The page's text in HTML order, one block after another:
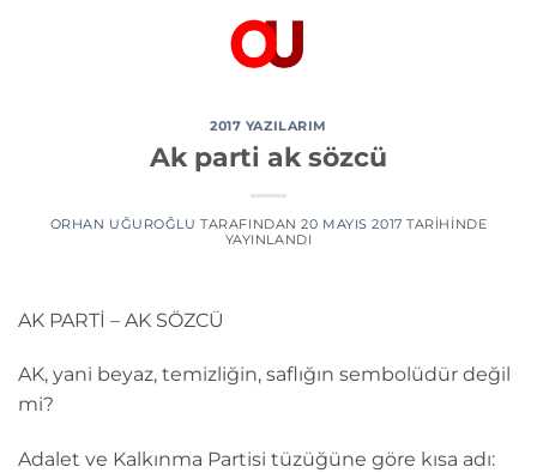
2017 YAZILARIM
Ak parti ak sözcü
ORHAN UĞUROĞLU TARAFINDAN 20 MAYIS 2017 TARIHINDE
YAYINLANDI
AK PARTİ – AK SÖZCÜ
AK, yani beyaz, temizliğin, saflığın sembolüdür değil
mi?
Adalet ve Kalkınma Partisi tüzüğüne göre kısa adı: